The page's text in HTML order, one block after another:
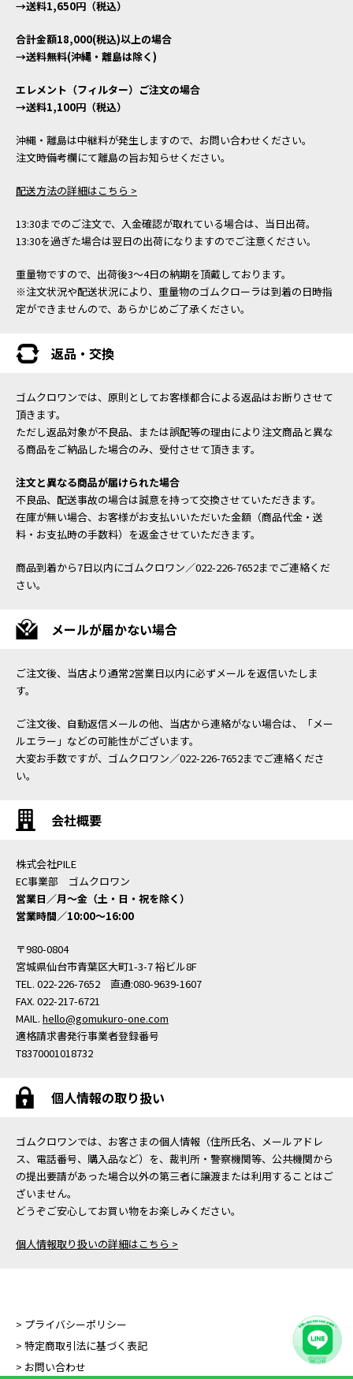
→送料1,650円（税込）
合計金額18,000(税込)以上の場合
→送料無料(沖縄・離島は除く)
エレメント（フィルター）ご注文の場合
→送料1,100円（税込）
沖縄・離島は中継料が発生しますので、お問い合わせください。
注文時備考欄にて離島の旨お知らせください。
配送方法の詳細はこちら >
13:30までのご注文で、入金確認が取れている場合は、当日出荷。
13:30を過ぎた場合は翌日の出荷になりますのでご注意ください。
重量物ですので、出荷後3～4日の納期を頂戴しております。
※注文状況や配送状況により、重量物のゴムクローラは到着の日時指
定ができませんので、あらかじめご了承ください。
返品・交換
ゴムクロワンでは、原則としてお客様都合による返品はお断りさせて
頂きます。
ただし返品対象が不良品、または誤配等の理由により注文商品と異な
る商品をご納品した場合のみ、受付させて頂きます。
注文と異なる商品が届けられた場合
不良品、配送事故の場合は誠意を持って交換させていただきます。
在庫が無い場合、お客様がお支払いいただいた金額（商品代金・送
料・お支払時の手数料）を返金させていただきます。
商品到着から7日以内にゴムクロワン／022-226-7652までご連絡くだ
さい。
メールが届かない場合
ご注文後、当店より通常2営業日以内に必ずメールを返信いたしま
す。
ご注文後、自動返信メールの他、当店から連絡がない場合は、「メー
ルエラー」などの可能性がございます。
大変お手数ですが、ゴムクロワン／022-226-7652までご連絡くださ
い。
会社概要
株式会社PILE
EC事業部 ゴムクロワン
営業日／月〜金（土・日・祝を除く）
営業時間／10:00〜16:00
〒980-0804
宮城県仙台市青葉区大町1-3-7 裕ビル8F
TEL. 022-226-7652 直通:080-9639-1607
FAX. 022-217-6721
MAIL. hello@gomukuro-one.com
適格請求書発行事業者登録番号
T8370001018732
個人情報の取り扱い
ゴムクロワンでは、お客さまの個人情報（住所氏名、メールアドレ
ス、電話番号、購入品など）を、裁判所・警察機関等、公共機関から
の提出要請があった場合以外の第三者に譲渡または利用することはご
ざいません。
どうぞご安心してお買い物をお楽しみください。
個人情報取り扱いの詳細はこちら >
> プライバシーポリシー
> 特定商取引法に基づく表記
> お問い合わせ